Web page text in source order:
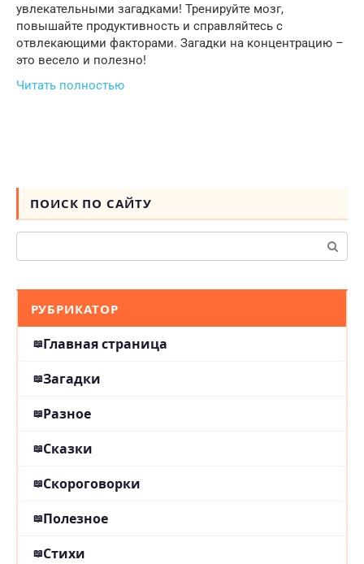
увлекательными загадками! Тренируйте мозг,
повышайте продуктивность и справляйтесь с
отвлекающими факторами. Загадки на концентрацию –
это весело и полезно!
Читать полностью
ПОИСК ПО САЙТУ
РУБРИКАТОР
Главная страница
Загадки
Разное
Сказки
Скороговорки
Полезное
Стихи